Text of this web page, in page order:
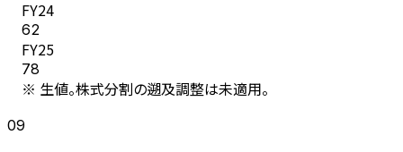
FY24
62
FY25
78
※ 生値。株式分割の遡及調整は未適用。
09